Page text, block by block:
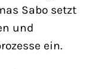
Sabo setzt
und
ein.